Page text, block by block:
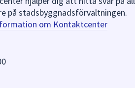
på stadsbyggnadsförvaltningen.
om Kontaktcenter